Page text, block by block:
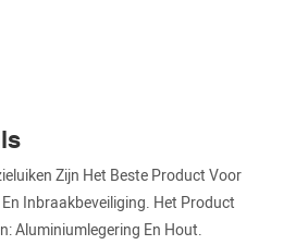
Zijn Het Beste Product Voor
Inbraakbeveiliging. Het Product
Aluminiumlegering En Hout.